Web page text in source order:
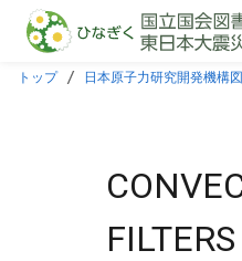
本文に飛ぶ
トップ 日本原子力研究開発機構